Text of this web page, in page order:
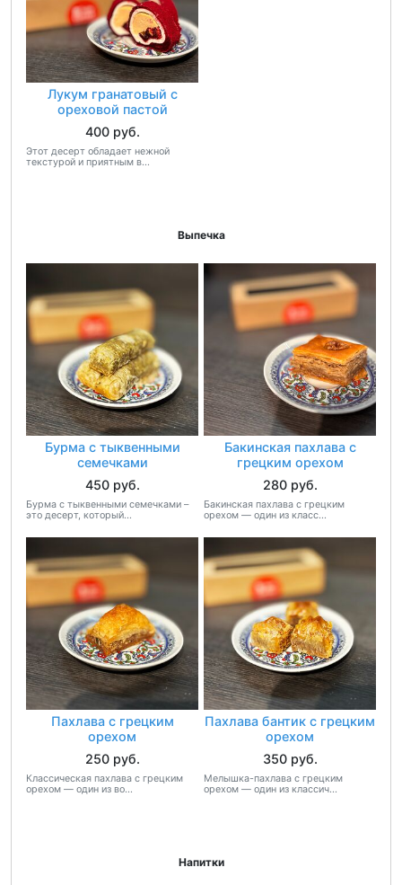
Лукум гранатовый с
ореховой пастой
400 руб.
Этот десерт обладает нежной
текстурой и приятным в...
Выпечка
Бурма с тыквенными
семечками
450 руб.
Бурма с тыквенными семечками –
это десерт, который...
Бакинская пахлава с
грецким орехом
280 руб.
Бакинская пахлава с грецким
орехом — один из класс...
Пахлава с грецким
орехом
250 руб.
Классическая пахлава с грецким
орехом — один из во...
Пахлава бантик с грецким
орехом
350 руб.
Мелышка-пахлава с грецким
орехом — один из классич...
Напитки